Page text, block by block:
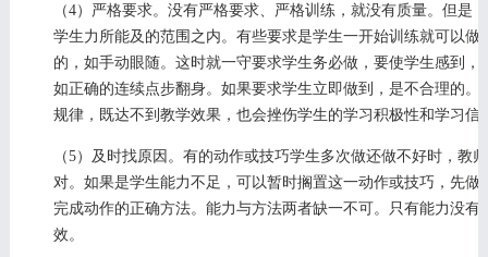
（4）严格要求。没有严格要求、严格训练，就没有质量。但
学生力所能及的范围之内。有些要求是学生一开始训练就可以
的，如手动眼随。这时就一守要求学生务必做，要使学生感到
如正确的连续点步翻身。如果要求学生立即做到，是不合理的
规律，既达不到教学效果，也会挫伤学生的学习积极性和学习信
（5）及时找原因。有的动作或技巧学生多次做还做不好时，
对。如果是学生能力不足，可以暂时搁置这一动作或技巧，先
完成动作的正确方法。能力与方法两者缺一不可。只有能力没
效。